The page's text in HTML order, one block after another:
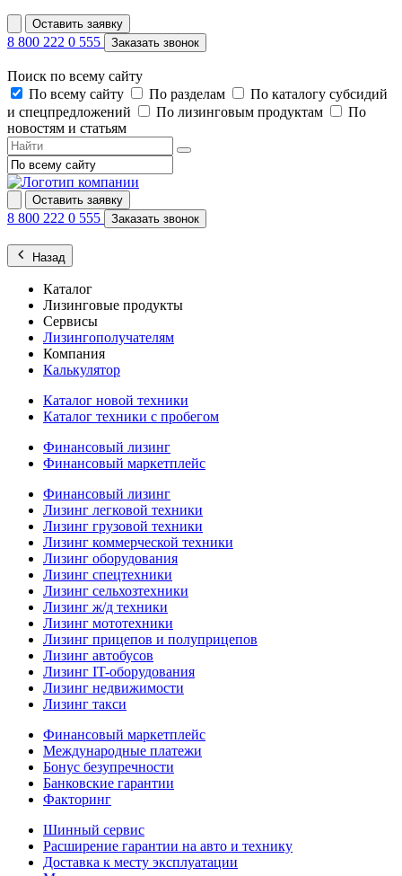
Оставить заявку
8 800 222 0 555 Заказать звонок
Поиск по всему сайту
По всему сайту
По разделам
По каталогу субсидий
и спецпредложений
По лизинговым продуктам
По
новостям и статьям
Оставить заявку
8 800 222 0 555 Заказать звонок
Назад
Каталог
Лизинговые продукты
Сервисы
Лизингополучателям
Компания
Калькулятор
Каталог новой техники
Каталог техники с пробегом
Финансовый лизинг
Финансовый маркетплейс
Финансовый лизинг
Лизинг легковой техники
Лизинг грузовой техники
Лизинг коммерческой техники
Лизинг оборудования
Лизинг спецтехники
Лизинг сельхозтехники
Лизинг ж/д техники
Лизинг мототехники
Лизинг прицепов и полуприцепов
Лизинг автобусов
Лизинг IT-оборудования
Лизинг недвижимости
Лизинг такси
Финансовый маркетплейс
Международные платежи
Бонус безупречности
Банковские гарантии
Факторинг
Шинный сервис
Расширение гарантии на авто и технику
Доставка к месту эксплуатации